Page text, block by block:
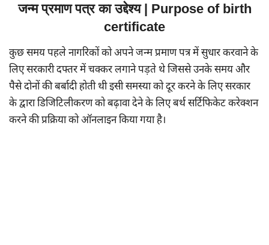
जन्म प्रमाण पत्र का उद्देश्य | Purpose of birth
certificate
कुछ समय पहले नागरिकों को अपने जन्म प्रमाण पत्र में सुधार करवाने के
लिए सरकारी दफ्तर में चक्कर लगाने पड़ते थे जिससे उनके समय और
पैसे दोनों की बर्बादी होती थी इसी समस्या को दूर करने के लिए सरकार
के द्वारा डिजिटिलीकरण को बढ़ावा देने के लिए बर्थ सर्टिफिकेट करेक्शन
करने की प्रक्रिया को ऑनलाइन किया गया है।